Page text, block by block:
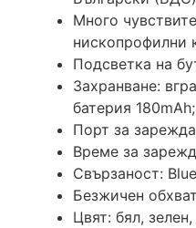
Много
нископрофилни
Подсветка на
Захранване:
батерия 180mAh;
Порт за
Време за
Свързаност:
Безжичен
Цвят: бял,